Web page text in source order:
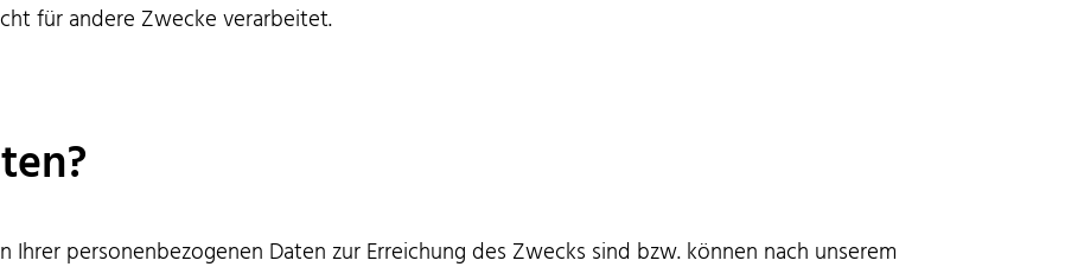
für andere Zwecke verarbeitet.
Ihrer personenbezogenen Daten zur Erreichung des Zwecks sind bzw. können nach unserem